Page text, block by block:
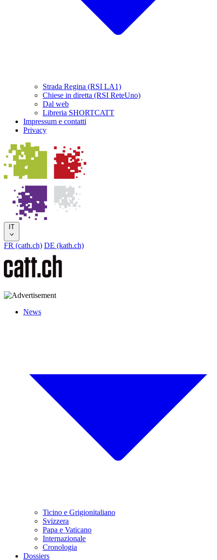
Strada Regina (RSI LA1)
Chiese in diretta (RSI ReteUno)
Dal web
Libreria SHORTCATT
Impressum e contatti
Privacy
IT
FR (cath.ch) DE (kath.ch)
News
Ticino e Grigionitaliano
Svizzera
Papa e Vaticano
Internazionale
Cronologia
Dossiers